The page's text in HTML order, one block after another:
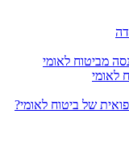
מביטוח לאומי
לאומי
של ביטוח לאומי?